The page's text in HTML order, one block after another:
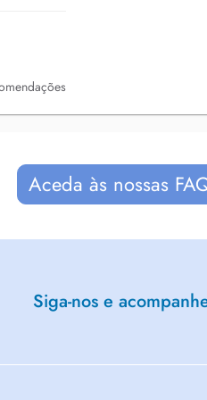
die
Aceda às nossas
Siga-nos e